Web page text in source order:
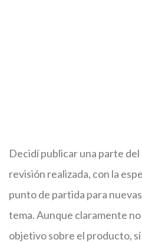
Decidí publicar una parte
revisión realizada, con la
punto de partida para
tema. Aunque claramente
objetivo sobre el producto,